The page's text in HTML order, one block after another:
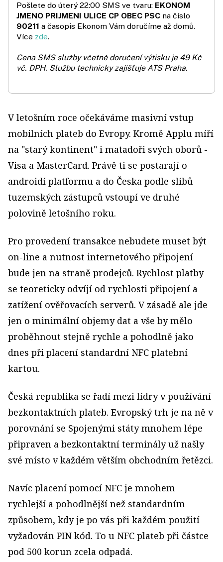
Pošlete do úterý 22:00 SMS ve tvaru: EKONOM
JMENO PRIJMENI ULICE CP OBEC PSC na číslo
90211 a časopis Ekonom Vám doručíme až domů.
Více zde.
Cena SMS služby včetně doručení výtisku je 49 Kč
vč. DPH. Službu technicky zajišťuje ATS Praha.
V letošním roce očekáváme masivní vstup
mobilních plateb do Evropy. Kromě Applu míří
na "starý kontinent" i matadoři svých oborů -
Visa a MasterCard. Právě ti se postarají o
androidí platformu a do Česka podle slibů
tuzemských zástupců vstoupí ve druhé
polovině letošního roku.
Pro provedení transakce nebudete muset být
on-line a nutnost internetového připojení
bude jen na straně prodejců. Rychlost platby
se teoreticky odvíjí od rychlosti připojení a
zatížení ověřovacích serverů. V zásadě ale jde
jen o minimální objemy dat a vše by mělo
proběhnout stejně rychle a pohodlně jako
dnes při placení standardní NFC platební
kartou.
Česká republika se řadí mezi lídry v používání
bezkontaktních plateb. Evropský trh je na ně v
porovnání se Spojenými státy mnohem lépe
připraven a bezkontaktní terminály už našly
své místo v každém větším obchodním řetězci.
Navíc placení pomocí NFC je mnohem
rychlejší a pohodlnější než standardním
způsobem, kdy je po vás při každém použití
vyžadován PIN kód. To u NFC plateb při částce
pod 500 korun zcela odpadá.